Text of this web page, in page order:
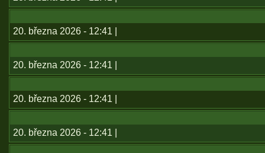
20. března 2026 - 12:41 |
20. března 2026 - 12:41 |
20. března 2026 - 12:41 |
20. března 2026 - 12:41 |